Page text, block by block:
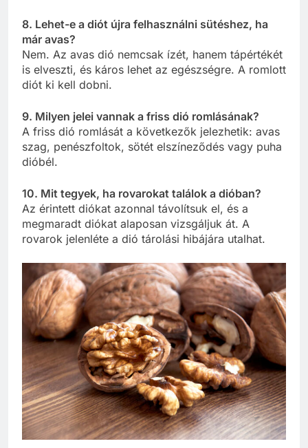
8. Lehet-e a diót újra felhasználni sütéshez, ha
már avas?
Nem. Az avas dió nemcsak ízét, hanem tápértékét
is elveszti, és káros lehet az egészségre. A romlott
diót ki kell dobni.
9. Milyen jelei vannak a friss dió romlásának?
A friss dió romlását a következők jelezhetik: avas
szag, penészfoltok, sötét elszíneződés vagy puha
dióbél.
10. Mit tegyek, ha rovarokat találok a dióban?
Az érintett diókat azonnal távolítsuk el, és a
megmaradt diókat alaposan vizsgáljuk át. A
rovarok jelenléte a dió tárolási hibájára utalhat.